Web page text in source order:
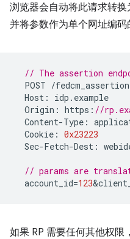
浏览器会自动将此请求转换
并将参数作为单个网址编码
// The assertion
POST /
Host : idp . example
Origin : https : //
Content-Type :
Cookie : 0x23223
Sec-Fetch-Dest :
// params are
account_id=123&
如果 RP 需要任何其他权限